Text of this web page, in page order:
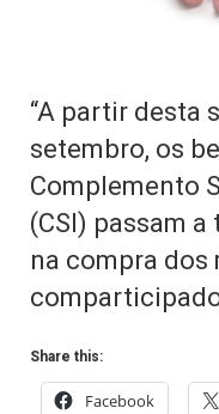
“A partir desta
setembro, os
Complemento
(CSI) passam
na compra
Share this:
Facebook